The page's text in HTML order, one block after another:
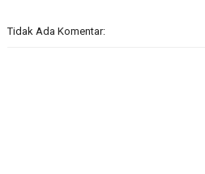
Tidak Ada Komentar: